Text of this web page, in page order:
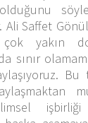
Ali Saffet
çok yakın
sınır
Bu
işbirliği